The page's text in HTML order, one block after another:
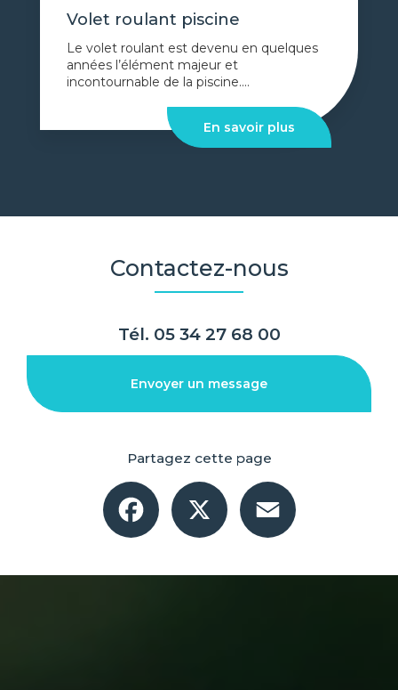
Volet roulant piscine
Le volet roulant est devenu en quelques
années l’élément majeur et
incontournable de la piscine....
En savoir plus
Contactez-nous
Tél. 05 34 27 68 00
Envoyer un message
Partagez cette page
Facebook